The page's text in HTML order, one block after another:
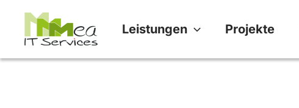
Zum
springen
Leistungen Projekte